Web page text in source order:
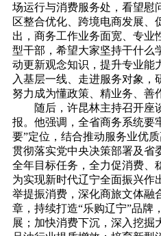
场运行与消费服务处，看望慰
区整合优化、跨境电商发展、
出，商务工作业务面宽、专业
型干部，希望大家坚持干什么
动更新观念知识，提升专业能
入基层一线、走进服务对象，
努力成为懂政策、精业务、善
随后，许昆林主持召开座
报。他强调，全省商务系统要
要”定位，结合推动服务业优
贯彻落实党中央决策部署及省
全年目标任务，全力促消费、
为实现新时代辽宁全面振兴作
举提振消费，深化商旅文体融
章，持续打造“乐购辽宁”品牌
展；加快消费下沉，深入挖掘